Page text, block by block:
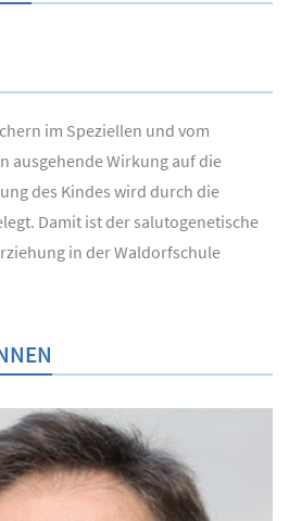
im Speziellen und vom
ausgehende Wirkung auf die
des Kindes wird durch die
Damit ist der salutogenetische
in der Waldorfschule